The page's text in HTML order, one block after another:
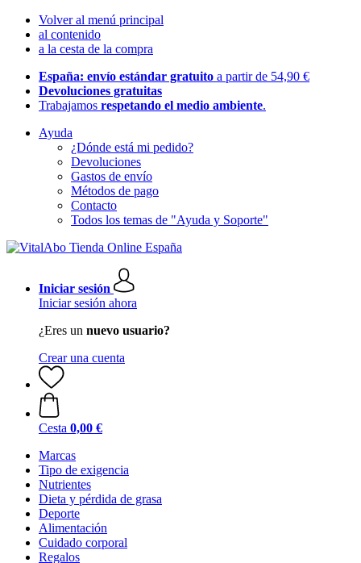
Volver al menú principal
al contenido
a la cesta de la compra
España: envío estándar gratuito a partir de 54,90 €
Devoluciones gratuitas
Trabajamos respetando el medio ambiente.
Ayuda
¿Dónde está mi pedido?
Devoluciones
Gastos de envío
Métodos de pago
Contacto
Todos los temas de "Ayuda y Soporte"
Iniciar sesión
Iniciar sesión ahora
¿Eres un nuevo usuario?
Crear una cuenta
Cesta 0,00 €
Marcas
Tipo de exigencia
Nutrientes
Dieta y pérdida de grasa
Deporte
Alimentación
Cuidado corporal
Regalos